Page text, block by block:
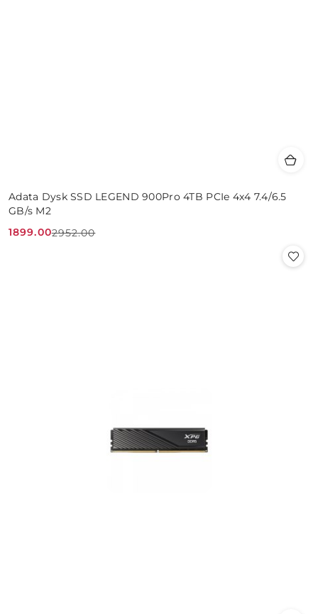
Adata Dysk SSD LEGEND 900Pro 4TB PCIe 4x4 7.4/6.5
GB/s M2
Cena
1899.00
Cena
2952.00